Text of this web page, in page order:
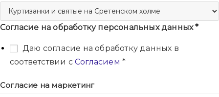
Согласие на обработку персональных данных*
Даю согласие на обработку данных в
соответствии с Согласием *
Согласие на маркетинг